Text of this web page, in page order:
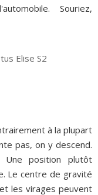
Souriez,
à la plupart
pas, on y descend.
Une position plutôt
Le centre de gravité
les virages peuvent